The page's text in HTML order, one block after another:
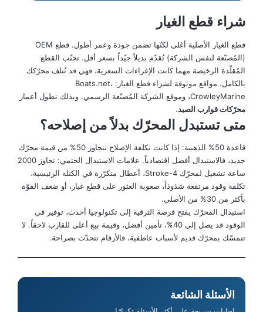
شراء قطع الغيار
قطع الغيار الأصلية أغلى لكنّها تضمن جودة وعمر أطول. قطع OEM
(المُصنّعة لنفس الشركة) تُقدّم بديلاً جيّداً بسعر أقل. تجنّب القطع
المُقلّدة الرخيصة مهما كانت الإغراءات السعرية، فهي قد تُتلف محرّكك
بالكامل. مواقع موثوقة لشراء قطع الغيار: Boats.net،
CrowleyMarine، وموقع الشركة المُصنّعة الرسمي. وبذلك تطول أعمار
محرّكات قوارب الصيد.
متى تستبدل المحرّك بدلاً من إصلاحه؟
قاعدة 50% الذهبية: إذا كانت تكلفة الإصلاح تتجاوز 50% من قيمة محرّك
جديد، فالاستبدال أفضل اقتصادياً. علامات الاستبدال الحتمي: تجاوز 2000
ساعة تشغيل لمحرّك 4-Stroke، أعطال متكرّرة في الكتلة الرئيسية،
تكلفة وقود مرتفعة شذوذاً، صعوبة العثور على قطع غيار، أو ضعف القوّة
بأكثر من 30% من الأصلي.
استبدال المحرّك يفتح فرصة الترقية إلى تكنولوجيا أحدث، توفير في
الوقود قد يصل إلى 40%، تأمين أفضل، وقيمة بيع أعلى للقارب لاحقاً. لا
تتمسّك بمحرّك قديم لأسباب عاطفية، فالأرقام تتحدّث بصراحة.
الأسئلة الشائعة